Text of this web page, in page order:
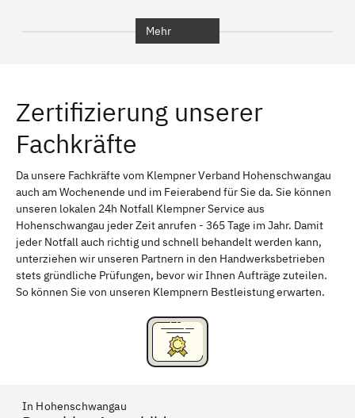
Erlangen Bamberg
Bayreuth
Schweinfurt Passau
Freising Rudelsdorf, Mittelfranken
Mehr
Zertifizierung unserer
Fachkräfte
Da unsere Fachkräfte vom Klempner Verband Hohenschwangau
auch am Wochenende und im Feierabend für Sie da. Sie können
unseren lokalen 24h Notfall Klempner Service aus
Hohenschwangau jeder Zeit anrufen - 365 Tage im Jahr. Damit
jeder Notfall auch richtig und schnell behandelt werden kann,
unterziehen wir unseren Partnern in den Handwerksbetrieben
stets gründliche Prüfungen, bevor wir Ihnen Aufträge zuteilen.
So können Sie von unseren Klempnern Bestleistung erwarten.
In Hohenschwangau